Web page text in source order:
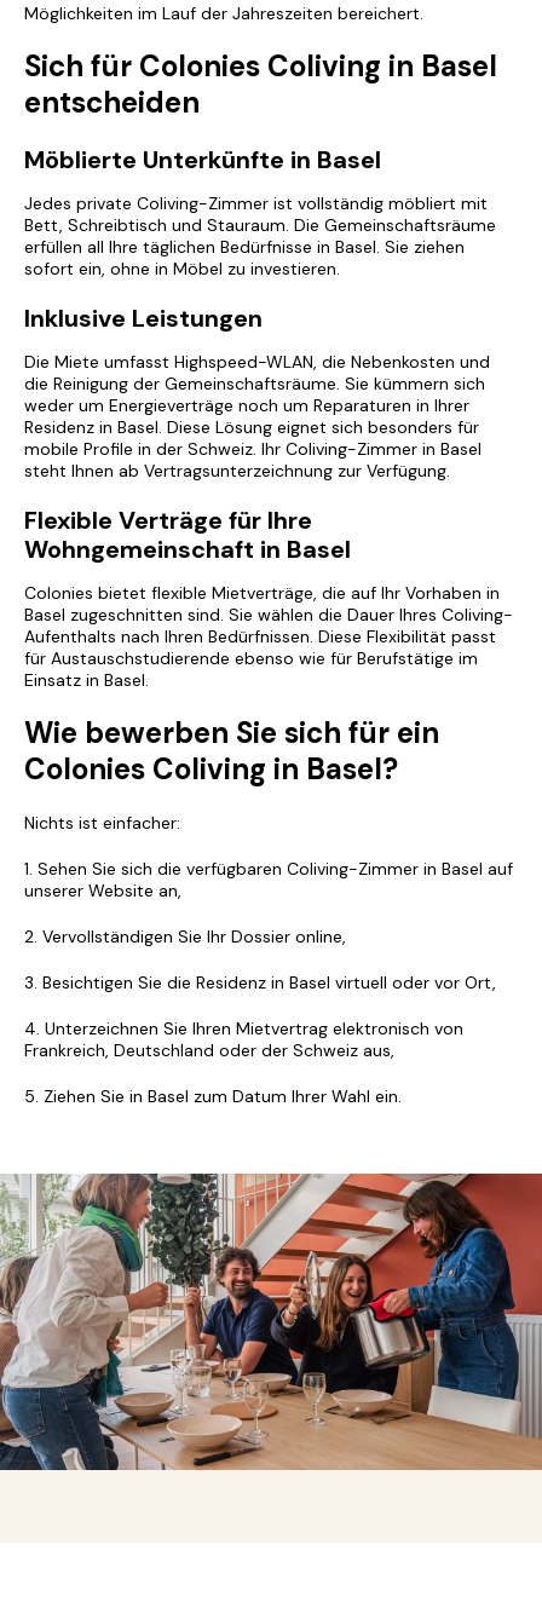
Möglichkeiten im Lauf der Jahreszeiten bereichert.
Sich für Colonies Coliving in Basel
entscheiden
Möblierte Unterkünfte in Basel
Jedes private Coliving-Zimmer ist vollständig möbliert mit
Bett, Schreibtisch und Stauraum. Die Gemeinschaftsräume
erfüllen all Ihre täglichen Bedürfnisse in Basel. Sie ziehen
sofort ein, ohne in Möbel zu investieren.
Inklusive Leistungen
Die Miete umfasst Highspeed-WLAN, die Nebenkosten und
die Reinigung der Gemeinschaftsräume. Sie kümmern sich
weder um Energieverträge noch um Reparaturen in Ihrer
Residenz in Basel. Diese Lösung eignet sich besonders für
mobile Profile in der Schweiz. Ihr Coliving-Zimmer in Basel
steht Ihnen ab Vertragsunterzeichnung zur Verfügung.
Flexible Verträge für Ihre
Wohngemeinschaft in Basel
Colonies bietet flexible Mietverträge, die auf Ihr Vorhaben in
Basel zugeschnitten sind. Sie wählen die Dauer Ihres Coliving-
Aufenthalts nach Ihren Bedürfnissen. Diese Flexibilität passt
für Austauschstudierende ebenso wie für Berufstätige im
Einsatz in Basel.
Wie bewerben Sie sich für ein
Colonies Coliving in Basel?
Nichts ist einfacher:
1. Sehen Sie sich die verfügbaren Coliving-Zimmer in Basel auf
unserer Website an,
2. Vervollständigen Sie Ihr Dossier online,
3. Besichtigen Sie die Residenz in Basel virtuell oder vor Ort,
4. Unterzeichnen Sie Ihren Mietvertrag elektronisch von
Frankreich, Deutschland oder der Schweiz aus,
5. Ziehen Sie in Basel zum Datum Ihrer Wahl ein.